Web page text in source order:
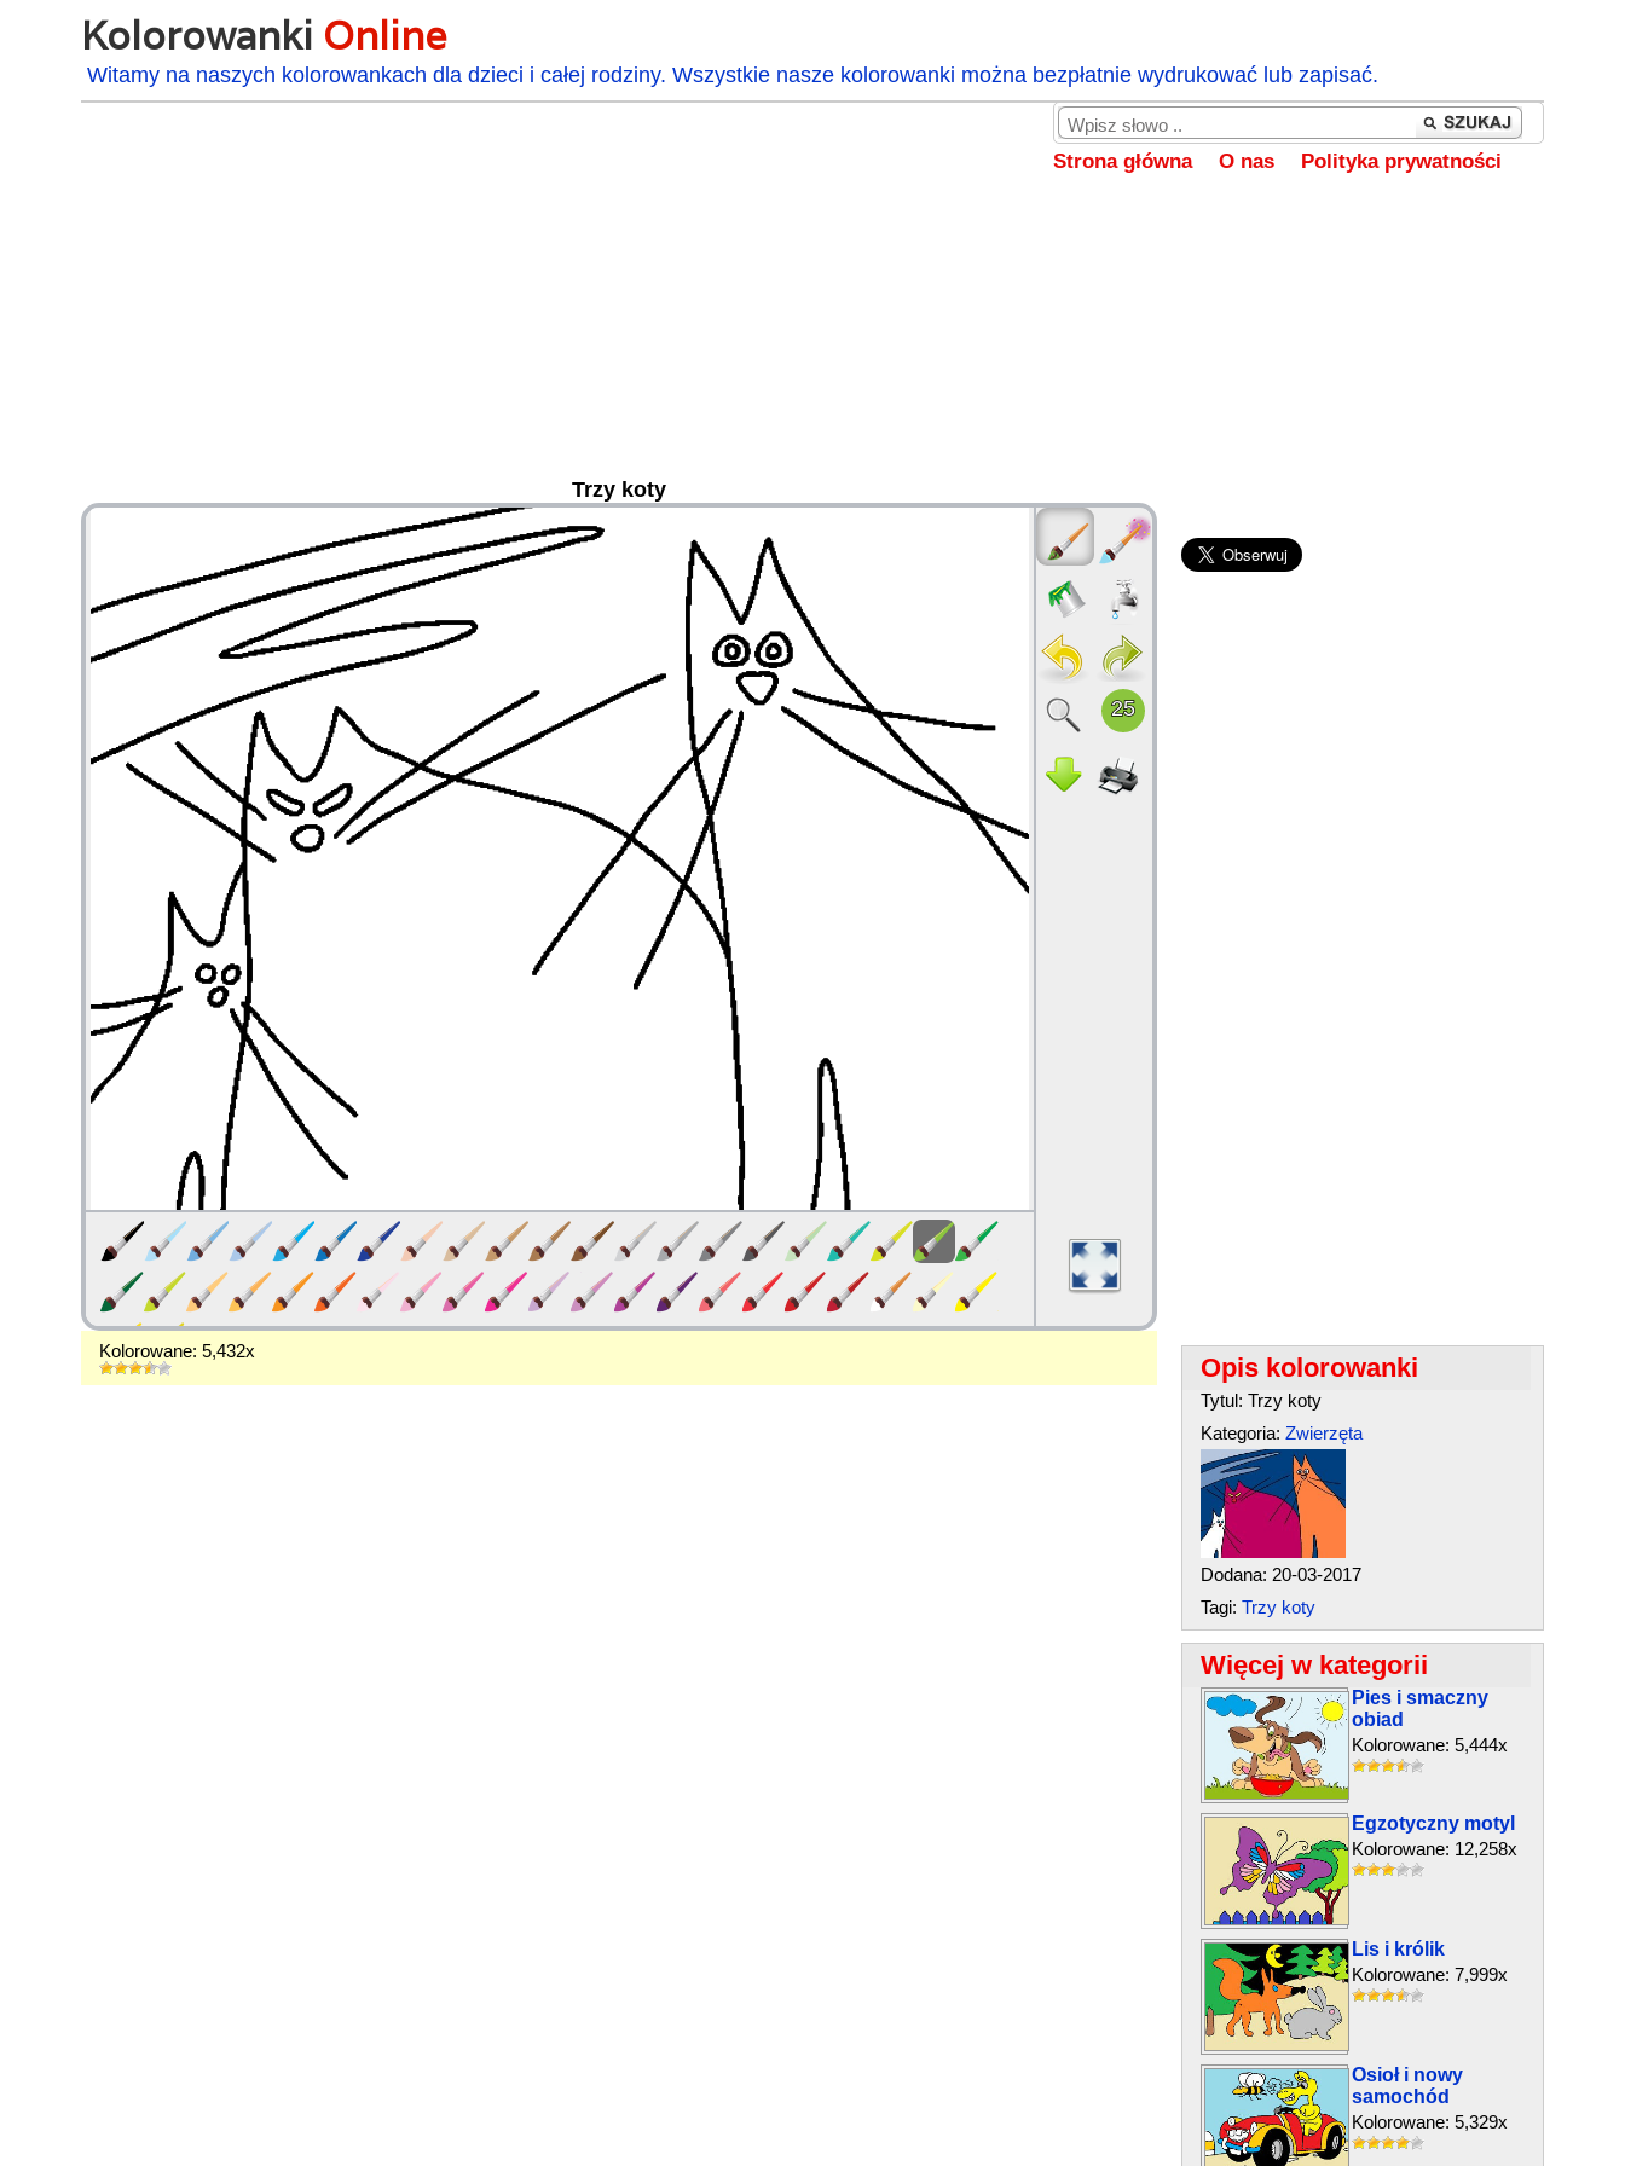
Kolorowanki Online
Witamy na naszych kolorowankach dla dzieci i całej rodziny. Wszystkie nasze kolorowanki można bezpłatnie wydrukować lub zapisać.
Strona główna O nas Polityka prywatności
Trzy koty
Kolorowane: 5,432x
Opis kolorowanki
Tytul: Trzy koty
Kategoria: Zwierzęta
Dodana: 20-03-2017
Tagi: Trzy koty
Więcej w kategorii
Pies i smaczny
obiad
Kolorowane: 5,444x
Egzotyczny motyl
Kolorowane: 12,258x
Lis i królik
Kolorowane: 7,999x
Osioł i nowy
samochód
Kolorowane: 5,329x